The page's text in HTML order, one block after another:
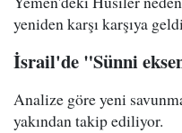
yeniden karşı karşıya
İsrail'de "Sünni
Analize göre yeni
yakından takip ediliyor.